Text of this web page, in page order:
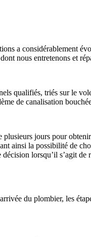
a considérablement
nous entretenons et
qualifiés, triés sur le
de canalisation
plusieurs jours pour
ainsi la possibilité de
lorsqu’il s’agit de
du plombier, les